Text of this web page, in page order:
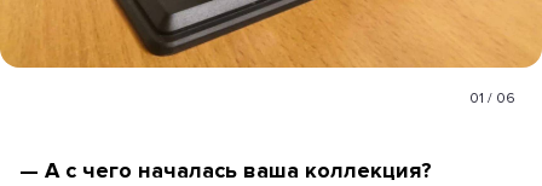
01 / 06
— А с чего началась ваша коллекция?